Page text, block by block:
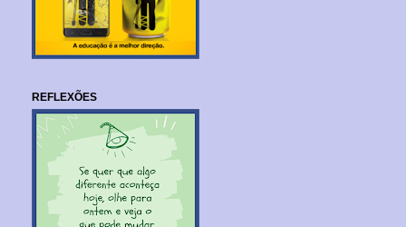
REFLEXÕES